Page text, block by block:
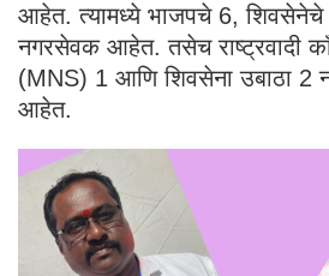
आहेत. त्यामध्ये भाजपचे 6,
नगरसेवक आहेत. तसेच राष्ट्रवादी
(MNS) 1 आणि शिवसेना उबाठा
आहेत.